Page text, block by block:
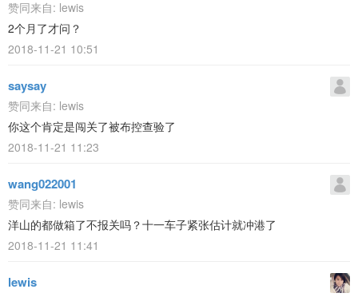
赞同来自: lewis
2个月了才问？
2018-11-21 10:51
saysay
赞同来自: lewis
你这个肯定是闯关了被布控查验了
2018-11-21 11:23
wang022001
赞同来自: lewis
洋山的都做箱了不报关吗？十一车子紧张估计就冲港了
2018-11-21 11:41
lewis